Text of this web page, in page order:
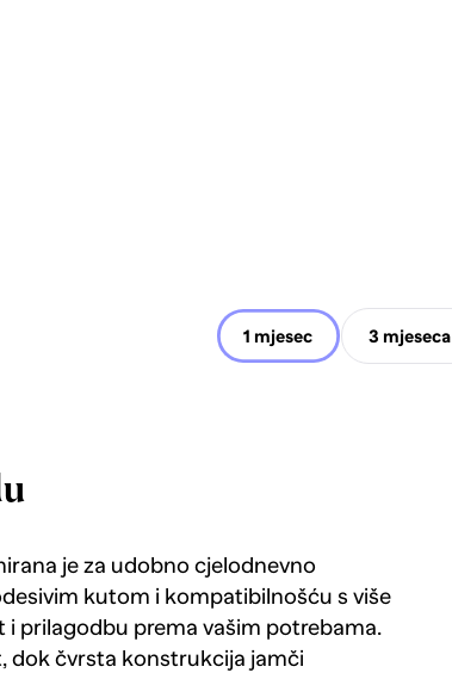
1 mjesec 3 mjeseca
je za udobno cjelodnevno
kutom i kompatibilnošću s više
prilagodbu prema vašim potrebama.
dok čvrsta konstrukcija jamči